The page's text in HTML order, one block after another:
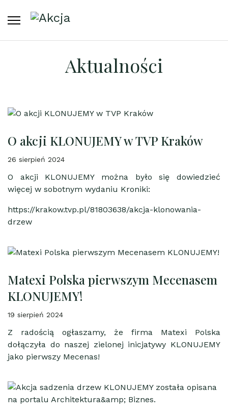
Aktualności
O akcji KLONUJEMY w TVP Kraków
26 sierpień 2024
O akcji KLONUJEMY można było się dowiedzieć
więcej w sobotnym wydaniu Kroniki:
https://krakow.tvp.pl/81803638/akcja-klonowania-
drzew
Matexi Polska pierwszym Mecenasem
KLONUJEMY!
19 sierpień 2024
Z radością ogłaszamy, że firma Matexi Polska
dołączyła do naszej zielonej inicjatywy KLONUJEMY
jako pierwszy Mecenas!